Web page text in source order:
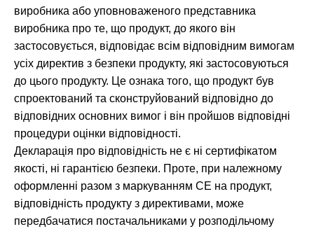
виробника або уповноваженого представника
виробника про те, що продукт, до якого він
застосовується, відповідає всім відповідним вимогам
усіх директив з безпеки продукту, які застосовуються
до цього продукту. Це ознака того, що продукт був
спроектований та сконструйований відповідно до
відповідних основних вимог і він пройшов відповідні
процедури оцінки відповідності.
Декларація про відповідність не є ні сертифікатом
якості, ні гарантією безпеки. Проте, при належному
оформленні разом з маркуванням CE на продукт,
відповідність продукту з директивами, може
передбачатися постачальниками у розподільчому